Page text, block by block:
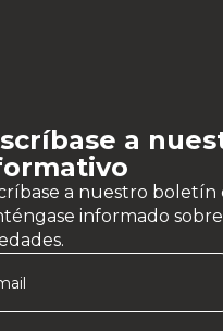
a
a nuestro boletín
informado